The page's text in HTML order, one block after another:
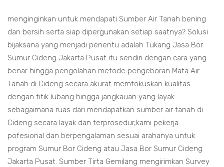
menginginkan untuk mendapati Sumber Air Tanah bening
dan bersih serta siap dipergunakan setiap saatnya? Solusi
bijaksana yang menjadi penentu adalah Tukang Jasa Bor
Sumur Cideng Jakarta Pusat itu sendiri dengan cara yang
benar hingga pengolahan metode pengeboran Mata Air
Tanah di Cideng secara akurat memfokuskan kualitas
dengan titik lubang hingga jangkauan yang layak
sebagaimana ruas dari mendapatkan sumber air tanah di
Cideng secara layak dan terprosedur,kami pekerja
pofesional dan berpengalaman sesuai arahanya untuk
program Sumur Bor Cideng atau Jasa Bor Sumur Cideng
Jakarta Pusat. Sumber Tirta Gemilang mengirimkan Survey